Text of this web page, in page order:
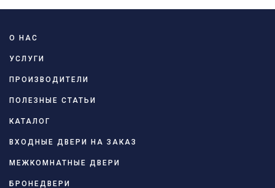
О НАС
УСЛУГИ
ПРОИЗВОДИТЕЛИ
ПОЛЕЗНЫЕ СТАТЬИ
КАТАЛОГ
ВХОДНЫЕ ДВЕРИ НА ЗАКАЗ
МЕЖКОМНАТНЫЕ ДВЕРИ
БРОНЕДВЕРИ